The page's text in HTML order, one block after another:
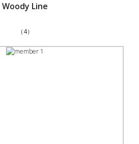
Woody Line
（4）